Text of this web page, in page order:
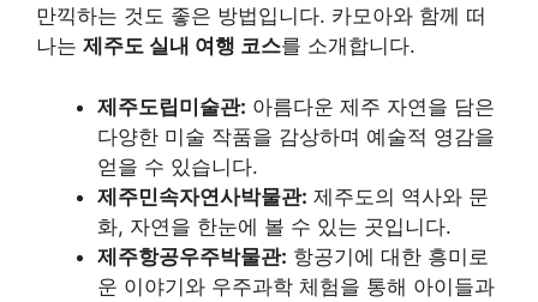
만끽하는 것도 좋은 방법입니다. 카모아와 함께 떠
나는 제주도 실내 여행 코스를 소개합니다.
제주도립미술관: 아름다운 제주 자연을 담은
다양한 미술 작품을 감상하며 예술적 영감을
얻을 수 있습니다.
제주민속자연사박물관: 제주도의 역사와 문
화, 자연을 한눈에 볼 수 있는 곳입니다.
제주항공우주박물관: 항공기에 대한 흥미로
운 이야기와 우주과학 체험을 통해 아이들과